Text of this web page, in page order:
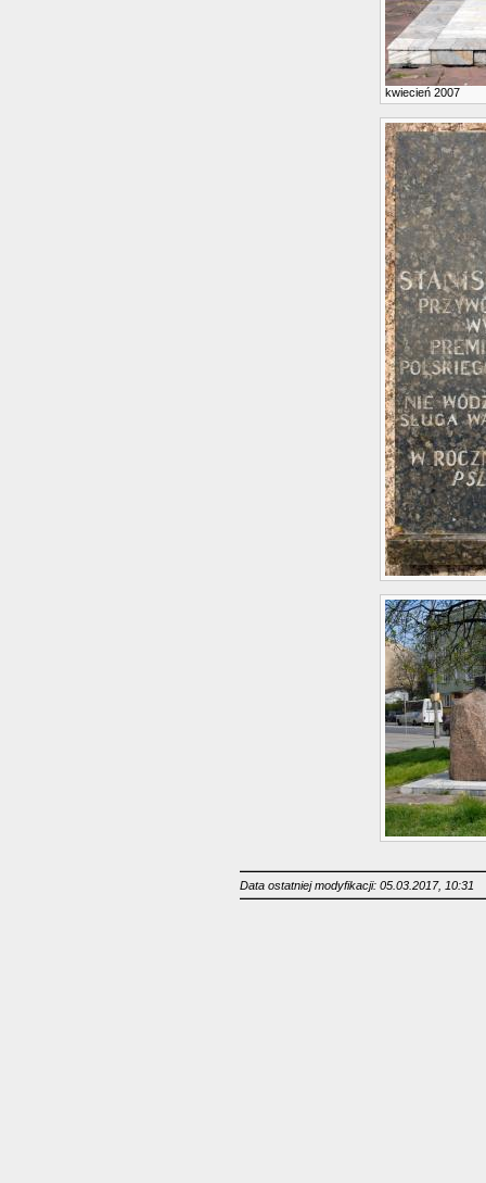
kwiecień 2007
Data ostatniej modyfikacji: 05.03.2017, 10:31